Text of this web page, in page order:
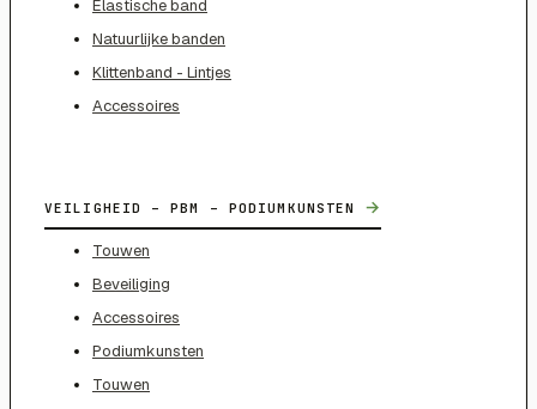
Elastische band
Natuurlijke banden
Klittenband - Lintjes
Accessoires
VEILIGHEID – PBM – PODIUMKUNSTEN →
Touwen
Beveiliging
Accessoires
Podiumkunsten
Touwen